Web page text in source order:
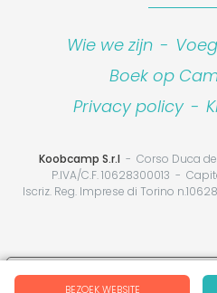
BEZOEK WEBSITE
Wie we zijn -
Boek op
Privacy policy -
Koobcamp S.r.l
Corso Duca
P.IVA/C.F. 10628300013
Iscriz. Reg. Imprese di Torino
Your Privacy Choices